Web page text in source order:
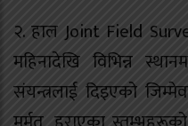
२. हाल Joint Field
महिनादेखि विभिन्न
संयन्त्रलाई दिइएको